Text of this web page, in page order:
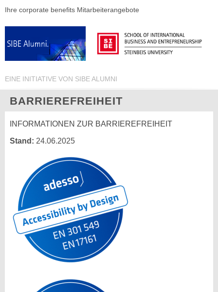
Ihre corporate benefits Mitarbeiterangebote
EINE INITIATIVE VON SIBE ALUMNI
BARRIEREFREIHEIT
INFORMATIONEN ZUR BARRIEREFREIHEIT
Stand: 24.06.2025